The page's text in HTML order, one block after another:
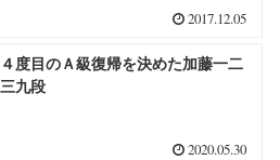
2017.12.05
４度目のＡ級復帰を決めた加藤一二
三九段
2020.05.30